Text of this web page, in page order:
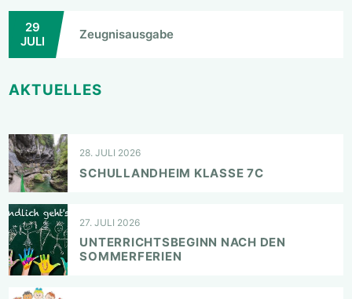
29
JULI
Zeugnisausgabe
AKTUELLES
28. JULI 2026
SCHULLANDHEIM KLASSE 7C
27. JULI 2026
UNTERRICHTSBEGINN NACH DEN
SOMMERFERIEN